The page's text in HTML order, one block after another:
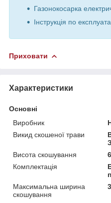
Газонокосарка
Інструкція по
Приховати
Характеристики
Основні
Виробник
Викид скошеної трави
Висота скошування
Комплектація
Максимальна ширина
скошування